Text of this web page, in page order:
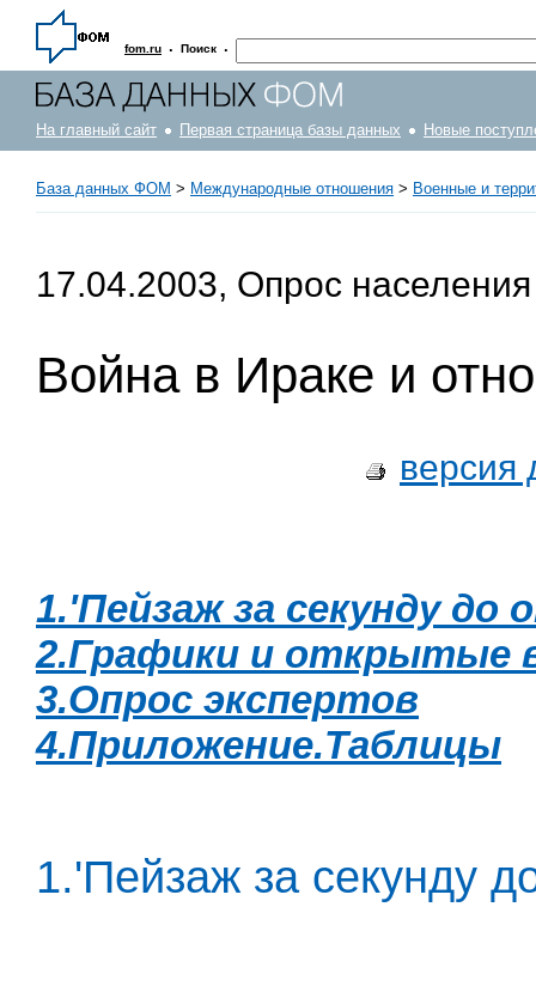
fom.ru · Поиск ·
На главный сайт Первая страница базы данных Новые
База данных ФОМ > Международные отношения > Военные и
17.04.2003, Опрос населения
Война в Ираке и
версия
1.'Пейзаж за секунду до
2.Графики и открытые
3.Опрос экспертов
4.Приложение.Таблицы
1.'Пейзаж за секунду